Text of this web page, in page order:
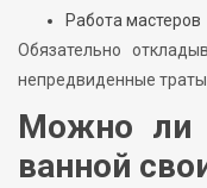
Работа мастеров
Обязательно
непредвиденные траты.
Можно ли
ванной